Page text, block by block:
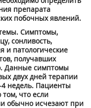
препарата
побочных явлений.
Симптомы,
сонливость,
и патологические
получавших
Данные симптомы
двух дней терапии
недель. Пациенты
что если
обычно исчезают при